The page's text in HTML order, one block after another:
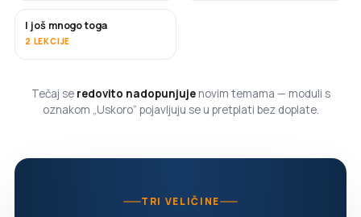
USKORO
I još mnogo toga
2 LEKCIJE
Tečaj se redovito nadopunjujenovim temama — moduli s
oznakom „Uskoro” pojavljuju se u pretplati bez doplate.
TRI VELIČINE